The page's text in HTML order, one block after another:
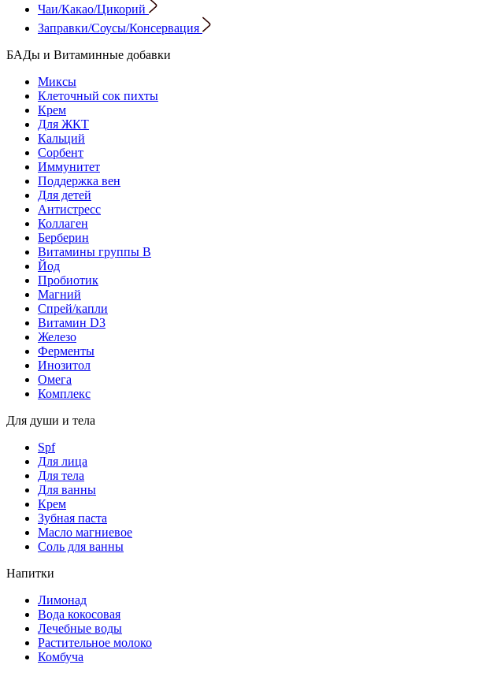
Чаи/Какао/Цикорий
Заправки/Соусы/Консервация
БАДы и Витаминные добавки
Миксы
Клеточный сок пихты
Крем
Для ЖКТ
Кальций
Сорбент
Иммунитет
Поддержка вен
Для детей
Антистресс
Коллаген
Берберин
Витамины группы B
Йод
Пробиотик
Магний
Спрей/капли
Витамин D3
Железо
Ферменты
Инозитол
Омега
Комплекс
Для души и тела
Spf
Для лица
Для тела
Для ванны
Крем
Зубная паста
Масло магниевое
Соль для ванны
Напитки
Лимонад
Вода кокосовая
Лечебные воды
Растительное молоко
Комбуча